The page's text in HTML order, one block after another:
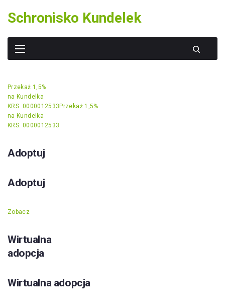
content
Schronisko Kundelek
Przekaż 1,5%
na Kundelka
KRS: 0000012533 Przekaż 1,5%
na Kundelka
KRS: 0000012533
Adoptuj
Adoptuj
Zobacz
Wirtualna
adopcja
Wirtualna adopcja